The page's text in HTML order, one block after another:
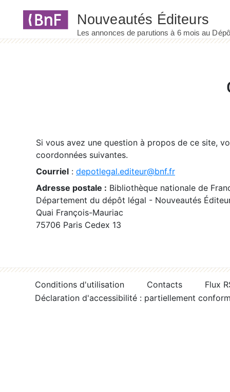
Si vous avez une question à propos de ce site,
coordonnées suivantes.
Courriel : depotlegal.editeur@bnf.fr
Adresse postale : Bibliothèque nationale de
Département du dépôt légal - Nouveautés
Quai François-Mauriac
75706 Paris Cedex 13
Conditions d'utilisation Contacts
Flux
Déclaration d'accessibilité : partiellement